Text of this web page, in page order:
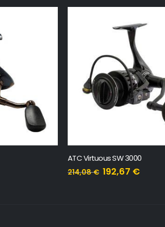
ATC Virtuous SW 3000
214,08€ 192,67 €